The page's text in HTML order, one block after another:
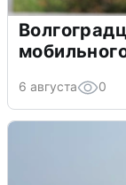
6 августа 0